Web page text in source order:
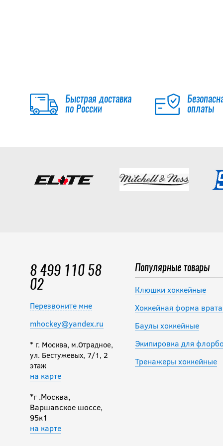
Быстрая доставка
по России
оплаты
8 499 110 58
02
Перезвоните мне
mhockey@yandex.ru
* г. Москва, м.Отрадное,
ул. Бестужевых, 7/1, 2
этаж
на карте
*г .Москва,
Варшавское шоссе,
95к1
на карте
Популярные товары
Клюшки хоккейные
Хоккейная форма
Баулы хоккейные
Экипировка для
Тренажеры хоккейные